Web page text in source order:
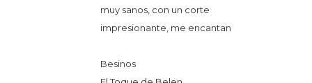
muy sanos, con un corte
impresionante, me encantan
Besinos